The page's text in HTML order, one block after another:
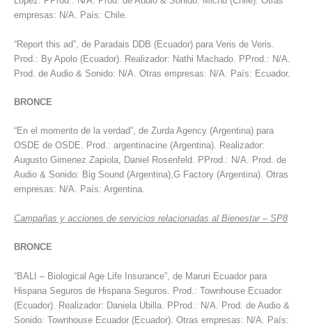
empresas: N/A. País: Chile.
“Report this ad”, de Paradais DDB (Ecuador) para Veris de Veris.
Prod.: By Apolo (Ecuador). Realizador: Nathi Machado. PProd.: N/A.
Prod. de Audio & Sonido: N/A. Otras empresas: N/A. País: Ecuador.
BRONCE
“En el momento de la verdad”, de Zurda Agency (Argentina) para
OSDE de OSDE. Prod.: argentinacine (Argentina). Realizador:
Augusto Gimenez Zapiola, Daniel Rosenfeld. PProd.: N/A. Prod. de
Audio & Sonido: Big Sound (Argentina),G Factory (Argentina). Otras
empresas: N/A. País: Argentina.
Campañas y acciones de servicios relacionadas al Bienestar – SP8
BRONCE
“BALI – Biological Age Life Insurance”, de Maruri Ecuador para
Hispana Seguros de Hispana Seguros. Prod.: Townhouse Ecuador
(Ecuador). Realizador: Daniela Ubilla. PProd.: N/A. Prod. de Audio &
Sonido: Townhouse Ecuador (Ecuador). Otras empresas: N/A. País: